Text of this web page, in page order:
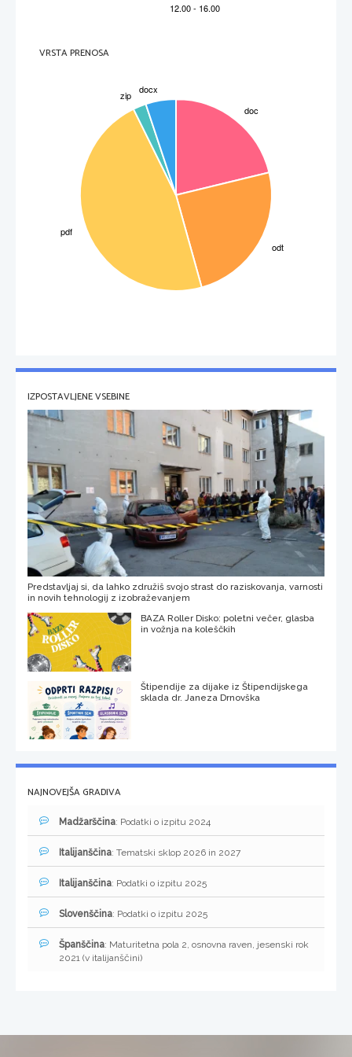
VRSTA PRENOSA
IZPOSTAVLJENE VSEBINE
Predstavljaj si, da lahko združiš svojo strast do raziskovanja, varnosti
in novih tehnologij z izobraževanjem
BAZA Roller Disko: poletni večer, glasba
in vožnja na koleščkih
Štipendije za dijake iz Štipendijskega
sklada dr. Janeza Drnovška
NAJNOVEJŠA GRADIVA
Madžarščina: Podatki o izpitu 2024
Italijanščina: Tematski sklop 2026 in 2027
Italijanščina: Podatki o izpitu 2025
Slovenščina: Podatki o izpitu 2025
Španščina: Maturitetna pola 2, osnovna raven, jesenski rok
2021 (v italijanščini)